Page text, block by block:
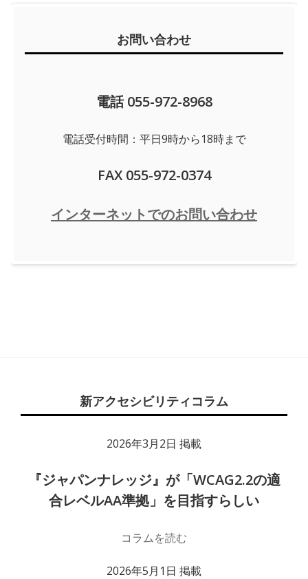
お問い合わせ
電話 055-972-8968
電話受付時間：平日9時から18時まで
FAX 055-972-0374
インターネットでのお問い合わせ
新アクセシビリティコラム
2026年3月2日 掲載
『ジャパンナレッジ』が「WCAG2.2の適
合レベルAA準拠」を目指すらしい
コラムを読む
2026年5月1日 掲載